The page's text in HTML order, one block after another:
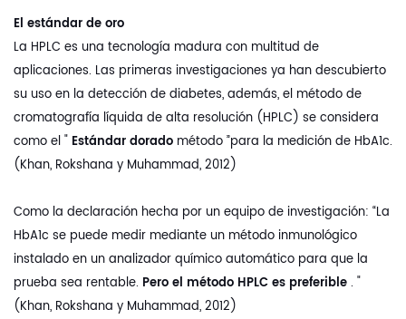
El estándar de oro
La HPLC es una tecnología madura con multitud de
aplicaciones. Las primeras investigaciones ya han descubierto
su uso en la detección de diabetes, además, el método de
cromatografía líquida de alta resolución (HPLC) se considera
como el " Estándar dorado método ”para la medición de HbA1c.
(Khan, Rokshana y Muhammad, 2012)
Como la declaración hecha por un equipo de investigación: “La
HbA1c se puede medir mediante un método inmunológico
instalado en un analizador químico automático para que la
prueba sea rentable. Pero el método HPLC es preferible. "
(Khan, Rokshana y Muhammad, 2012)